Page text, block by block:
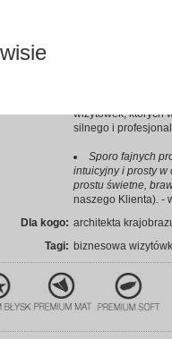
modyfikować i
użyj naszego
pozwoli Ci
Tłoczone,
Zapoznaj się z
wizytówek, których
silnego i
Sporo fajnych
intuicyjny i prosty w
prostu świetne,
naszego Klienta). -
Dla kogo: architekta
Tagi: biznesowa